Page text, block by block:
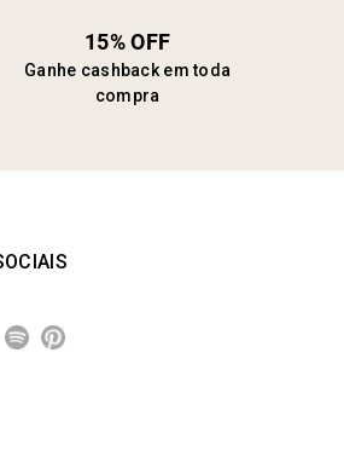
15% OFF
Ganhe cashback em toda
compra